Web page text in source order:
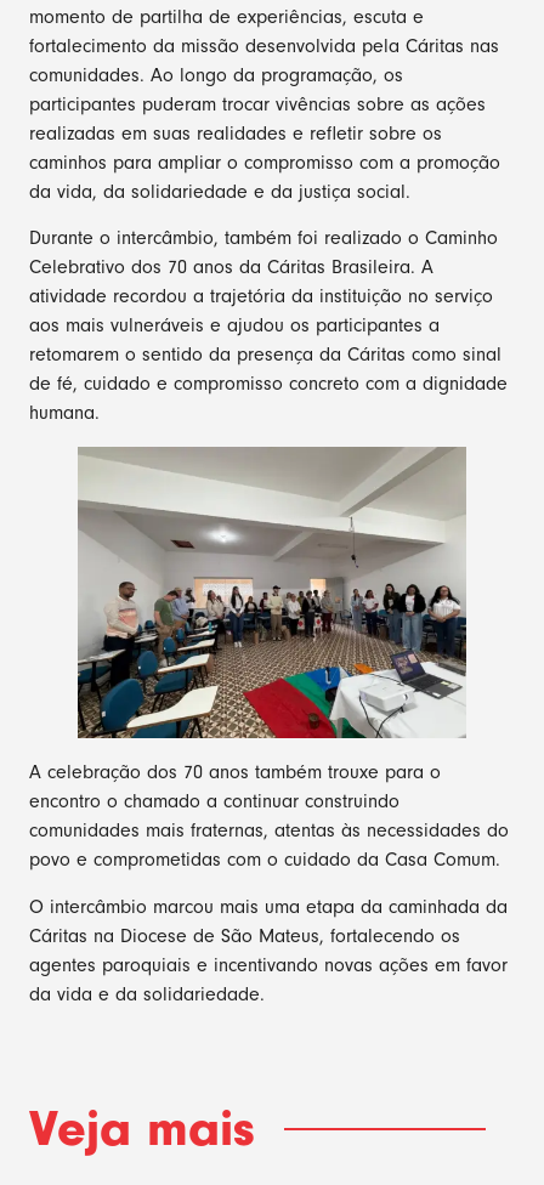
momento de partilha de experiências, escuta e
fortalecimento da missão desenvolvida pela Cáritas nas
comunidades. Ao longo da programação, os
participantes puderam trocar vivências sobre as ações
realizadas em suas realidades e refletir sobre os
caminhos para ampliar o compromisso com a promoção
da vida, da solidariedade e da justiça social.
Durante o intercâmbio, também foi realizado o Caminho
Celebrativo dos 70 anos da Cáritas Brasileira. A
atividade recordou a trajetória da instituição no serviço
aos mais vulneráveis e ajudou os participantes a
retomarem o sentido da presença da Cáritas como sinal
de fé, cuidado e compromisso concreto com a dignidade
humana.
A celebração dos 70 anos também trouxe para o
encontro o chamado a continuar construindo
comunidades mais fraternas, atentas às necessidades do
povo e comprometidas com o cuidado da Casa Comum.
O intercâmbio marcou mais uma etapa da caminhada da
Cáritas na Diocese de São Mateus, fortalecendo os
agentes paroquiais e incentivando novas ações em favor
da vida e da solidariedade.
Veja mais